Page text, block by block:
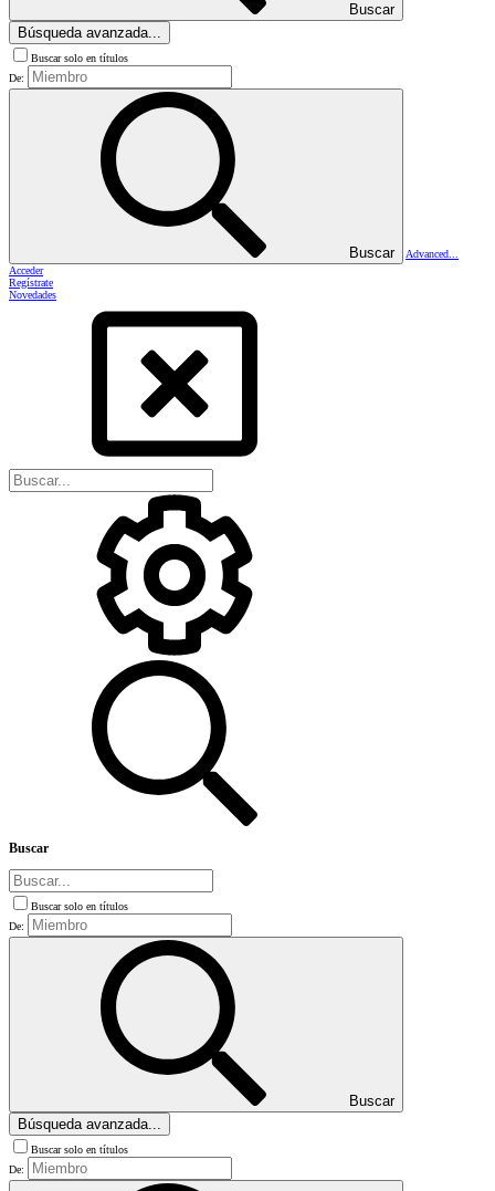
Buscar
Búsqueda avanzada...
Buscar solo en títulos
De:
Buscar
Advanced...
Acceder
Regístrate
Novedades
Buscar
Buscar solo en títulos
De:
Buscar
Búsqueda avanzada...
Buscar solo en títulos
De: